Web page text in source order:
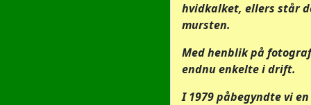
hvidkalket, ellers står
mursten.
Med henblik på
endnu enkelte i drift.
I 1979 påbegyndte vi